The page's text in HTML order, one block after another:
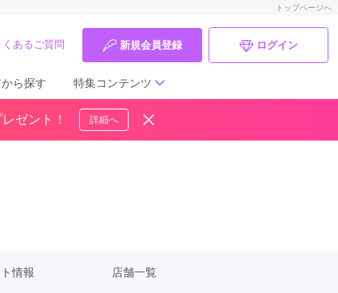
トップページへ
くあるご質問 新規会員登録 ログイン
ら探す 特集コンテンツ
振袖ブランド特集
ゼント！ 詳細へ
情報 店舗一覧